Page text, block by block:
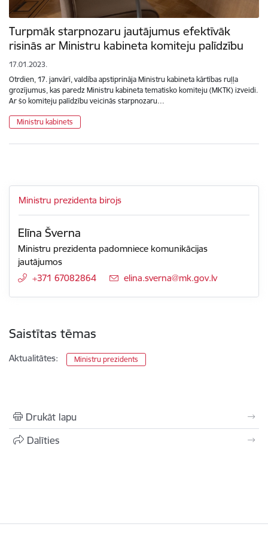
Turpmāk starpnozaru jautājumus efektīvāk
risinās ar Ministru kabineta komiteju palīdzību
17.01.2023.
Otrdien, 17. janvārī, valdība apstiprināja Ministru kabineta kārtības ruļļa
grozījumus, kas paredz Ministru kabineta tematisko komiteju (MKTK) izveidi.
Ar šo komiteju palīdzību veicinās starpnozaru…
Ministru kabinets
Ministru prezidenta birojs
Elīna Šverna
Ministru prezidenta padomniece komunikācijas
jautājumos
+371 67082864
E-pasts:
elina.sverna@mk.gov.lv
Saistītas tēmas
Aktualitātes: Ministru prezidents
Drukāt lapu
Dalīties